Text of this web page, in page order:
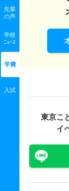
先輩
の声
学校
ﾆｭｰｽ
学費
入試
東京こ
イ